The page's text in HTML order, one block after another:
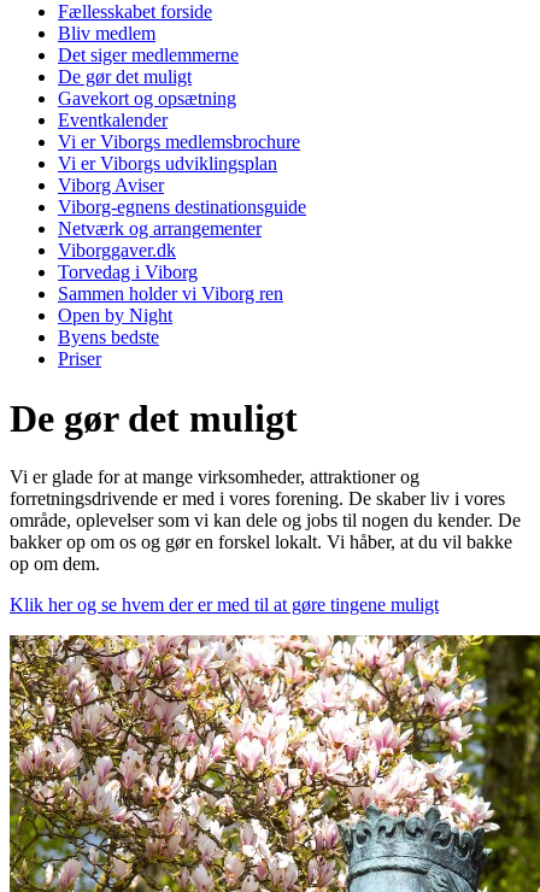
Fællesskabet forside
Bliv medlem
Det siger medlemmerne
De gør det muligt
Gavekort og opsætning
Eventkalender
Vi er Viborgs medlemsbrochure
Vi er Viborgs udviklingsplan
Viborg Aviser
Viborg-egnens destinationsguide
Netværk og arrangementer
Viborggaver.dk
Torvedag i Viborg
Sammen holder vi Viborg ren
Open by Night
Byens bedste
Priser
De gør det muligt
Vi er glade for at mange virksomheder, attraktioner og
forretningsdrivende er med i vores forening. De skaber liv i vores
område, oplevelser som vi kan dele og jobs til nogen du kender. De
bakker op om os og gør en forskel lokalt. Vi håber, at du vil bakke
op om dem.
Klik her og se hvem der er med til at gøre tingene muligt